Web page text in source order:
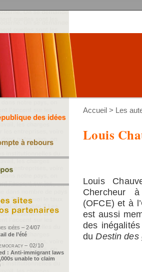
Accueil > Les
Louis
Louis
Chercheur
(OFCE) et à
est aussi
des
duDestin des
idées – 24/07
de l’été
– 02/10
: Anti-immigrant laws
unable to claim